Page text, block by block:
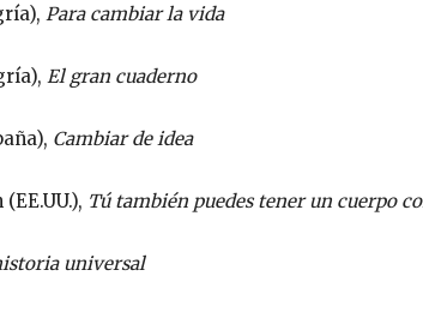
Para cambiar la vida
El gran cuaderno
Cambiar de idea
Tú también puedes tener un cuerpo
universal